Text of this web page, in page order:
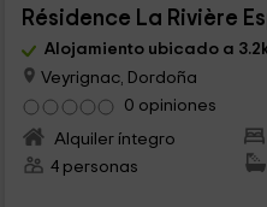
Résidence La Rivière
Alojamiento ubicado a
Veyrignac, Dordoña
0 opiniones
Alquiler íntegro
4 personas